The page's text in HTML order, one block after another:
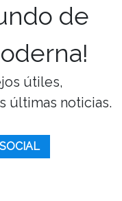
de
útiles,
últimas noticias.